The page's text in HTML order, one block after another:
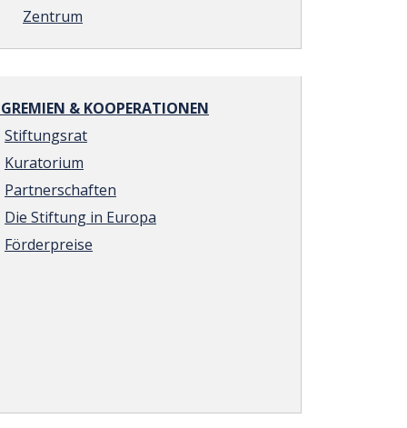
Zentrum
& KOOPERATIONEN
Stiftungsrat
Kuratorium
Partnerschaften
Die Stiftung in Europa
Förderpreise